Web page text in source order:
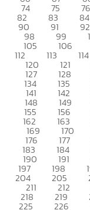
74 75 76
82 83 84
90 91 92
98 99
105 106
112 113 114
120 121
127 128
134 135
141 142
148 149
155 156
162 163
169 170
176 177
183 184
190 191
197 198
204 205
211 212
218 219
225 226